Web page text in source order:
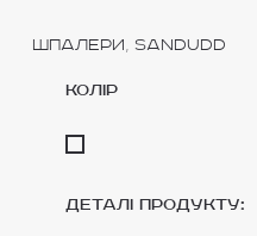
Шпалери Sandudd
колір
Деталі продукту: